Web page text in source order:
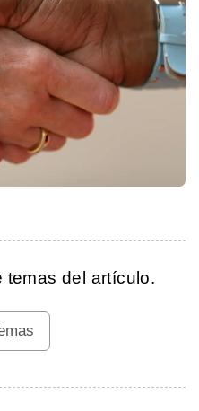
temas del artículo.